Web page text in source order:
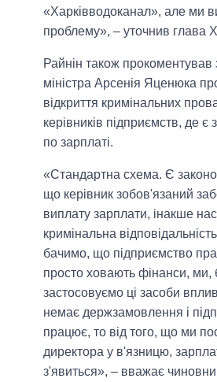
«Харківводоканал», але ми
проблему», – уточнив глава
Райнін також
міністра Арсенія Яценюка
відкриття кримінальних
керівників підприємств, де є
по зарплаті.
«Стандартна схема. Є
що керівник зобов'язаний
виплату зарплати, інакше
кримінальна
бачимо, що підприємство
просто ховають фінанси, ми,
застосовуємо ці засоби
немає держзамовлення і
працює, то від того, що ми
директора у в'язницю,
з'явиться», – вважає